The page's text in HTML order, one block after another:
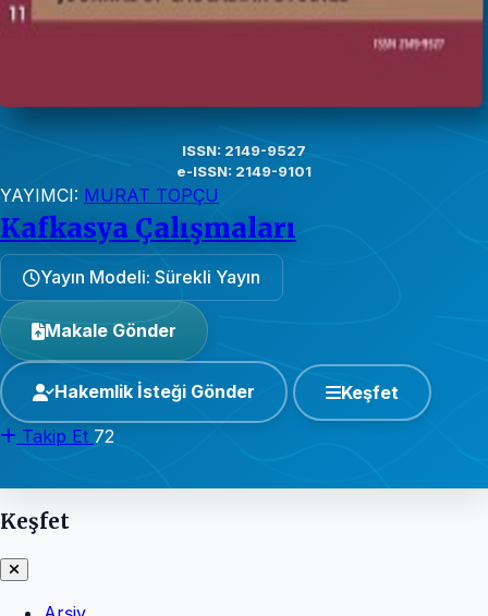
ISSN: 2149-9527
e-ISSN: 2149-9101
YAYIMCI: MURAT TOPÇU
Kafkasya Çalışmaları
Yayın Modeli: Sürekli Yayın
Makale Gönder
Hakemlik İsteği Gönder Keşfet
Takip Et 72
Keşfet